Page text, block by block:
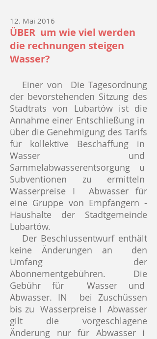
12. Mai 2016
ÜBER um wie viel werden
die rechnungen steigen
Wasser?
Einer von
Die Tagesordnung
der bevorstehenden Sitzung des
Stadtrats von Lubartów ist die
Annahme einer Entschließung in
über die Genehmigung des Tarifs
für kollektive Beschaffung in
Wasser und
Sammelabwasserentsorgung u
Subventionen zu ermitteln
Wasserpreise I
Abwasser für
eine Gruppe von Empfängern -
Haushalte der Stadtgemeinde
Lubartów.
Der Beschlussentwurf enthält
keine Änderungen an
den
Umfang der
Abonnementgebühren. Die
Gebühr für
Wasser und
Abwasser. IN
bei Zuschüssen
bis zu Wasserpreise I Abwasser
gilt die vorgeschlagene
Änderung nur für Abwasser i